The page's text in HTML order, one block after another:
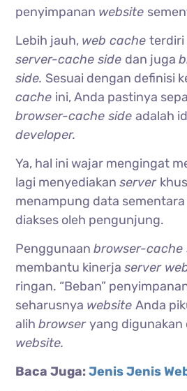
penyimpanan website
Lebih jauh, web cacheterdiri
server-cache side dan juga
side. Sesuai dengan definisi
cache ini, Anda pastinya
browser-cache sideadalah
developer.
Ya, hal ini wajar mengingat
lagi menyediakanserver
menampung data
diakses oleh pengunjung.
Penggunaanbrowser-cache
membantu kinerjaserver
ringan. “Beban”
seharusnya websiteAnda
alihbrowseryang
website.
Baca Juga:Jenis Jenis